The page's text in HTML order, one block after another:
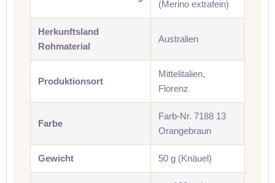
(Merino extrafein)
Herkunftsland
Rohmaterial
Australien
Produktionsort
Mittelitalien,
Florenz
Farbe
Farb-Nr. 7188 13
Orangebraun
Gewicht 50 g (Knäuel)